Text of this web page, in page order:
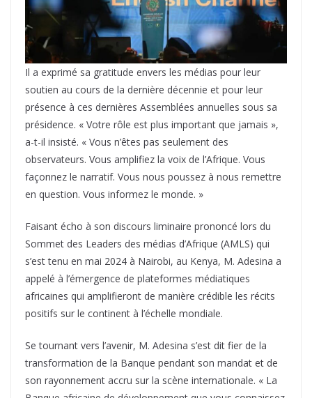
Il a exprimé sa gratitude envers les médias pour leur
soutien au cours de la dernière décennie et pour leur
présence à ces dernières Assemblées annuelles sous sa
présidence. « Votre rôle est plus important que jamais »,
a-t-il insisté. « Vous n’êtes pas seulement des
observateurs. Vous amplifiez la voix de l’Afrique. Vous
façonnez le narratif. Vous nous poussez à nous remettre
en question. Vous informez le monde. »
Faisant écho à son discours liminaire prononcé lors du
Sommet des Leaders des médias d’Afrique (AMLS) qui
s’est tenu en mai 2024 à Nairobi, au Kenya, M. Adesina a
appelé à l’émergence de plateformes médiatiques
africaines qui amplifieront de manière crédible les récits
positifs sur le continent à l’échelle mondiale.
Se tournant vers l’avenir, M. Adesina s’est dit fier de la
transformation de la Banque pendant son mandat et de
son rayonnement accru sur la scène internationale. « La